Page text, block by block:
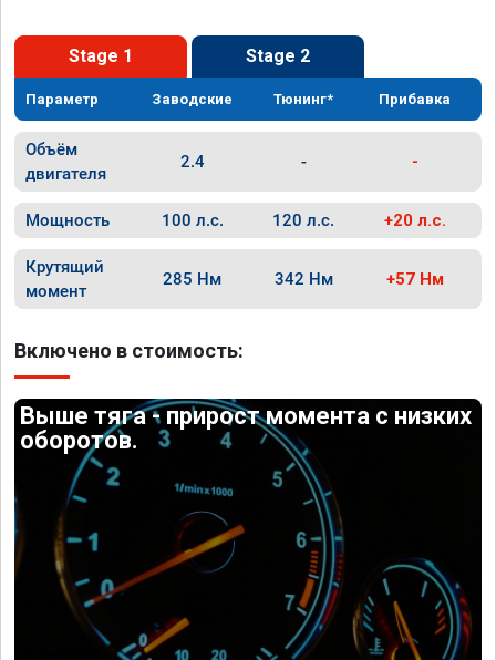
Stage 1 Stage 2
Параметр Заводские Тюнинг* Прибавка
Объём
двигателя
2.4 - -
Мощность 100 л.с. 120 л.с. +20 л.с.
Крутящий
момент
285 Нм 342 Нм +57 Нм
Включено в стоимость:
Выше тяга - прирост момента с низких
оборотов.